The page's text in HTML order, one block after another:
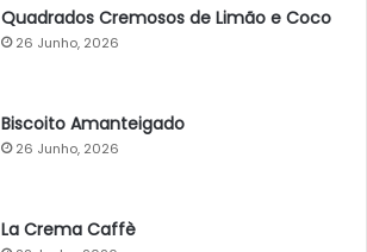
Quadrados Cremosos de Limão e Coco
26 Junho, 2026
Biscoito Amanteigado
26 Junho, 2026
La Crema Caffè